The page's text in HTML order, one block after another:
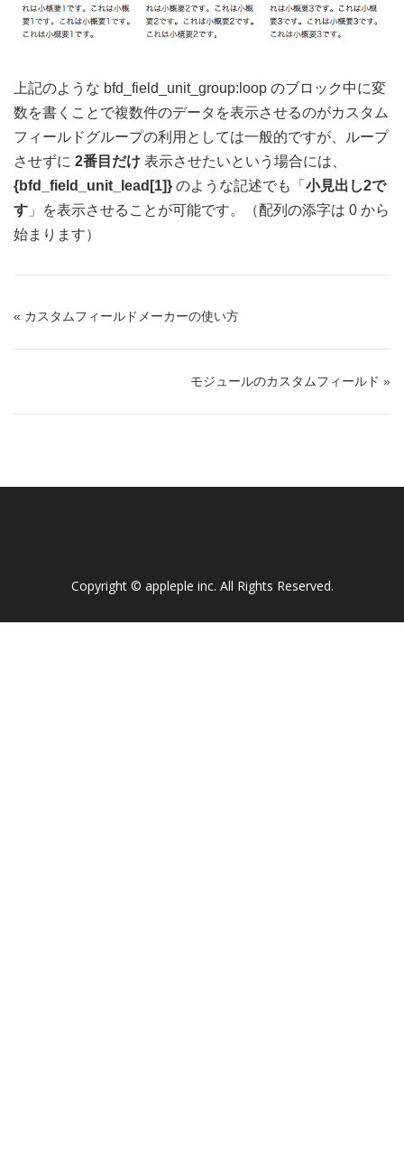
上記のような bfd_field_unit_group:loop のブロック中に変
数を書くことで複数件のデータを表示させるのがカスタム
フィールドグループの利用としては一般的ですが、ループ
させずに 2番目だけ 表示させたいという場合には、
{bfd_field_unit_lead[1]} のような記述でも「 小見出し2で
す 」を表示させることが可能です。（配列の添字は 0 から
始まります）
« カスタムフィールドメーカーの使い方
モジュールのカスタムフィールド »
Copyright © appleple inc. All Rights Reserved.